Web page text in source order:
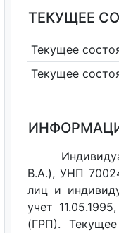
ТЕКУЩЕЕ
Текущее
Текущее
В.А.), УНП
лиц и
учет
(ГРП).